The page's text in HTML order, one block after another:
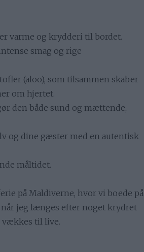
varme og krydderi til bordet.
smag og rige
(aloo), som tilsammen skaber
om hjertet.
den både sund og mættende,
og dine gæster med en autentisk
måltidet.
på Maldiverne, hvor vi boede på
jeg længes efter noget krydret
vækkes til live.